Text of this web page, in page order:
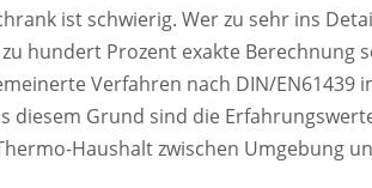
ist schwierig. Wer zu sehr ins
hundert Prozent exakte Berechnung
Verfahren nach DIN/EN61439
diesem Grund sind die
Haushalt zwischen Umgebung